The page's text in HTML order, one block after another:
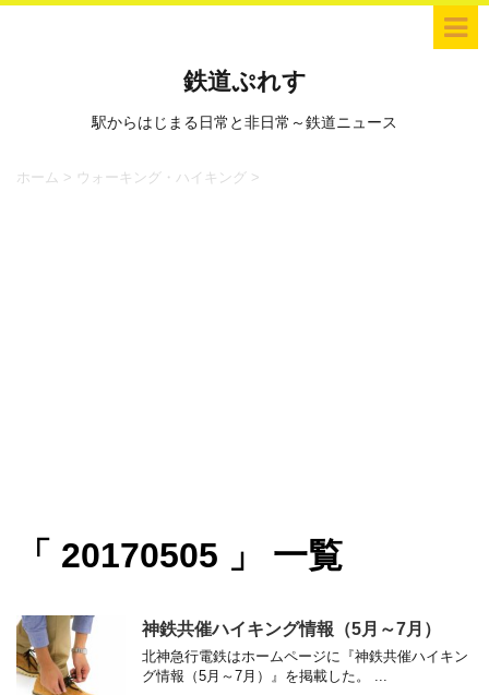
鉄道ぷれす
駅からはじまる日常と非日常～鉄道ニュース
ホーム > ウォーキング・ハイキング >
「 20170505 」 一覧
神鉄共催ハイキング情報（5月～7月）
北神急行電鉄はホームページに『神鉄共催ハイキン
グ情報（5月～7月）』を掲載した。 ...